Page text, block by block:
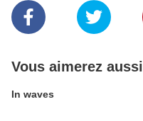
Vous aimerez aussi
In waves